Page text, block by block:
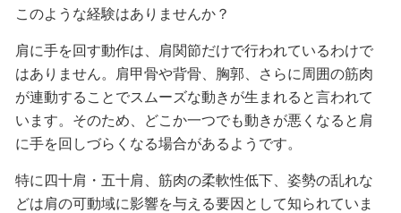
このような経験はありませんか？
肩に手を回す動作は、肩関節だけで行われているわけで
はありません。肩甲骨や背骨、胸郭、さらに周囲の筋肉
が連動することでスムーズな動きが生まれると言われて
います。そのため、どこか一つでも動きが悪くなると肩
に手を回しづらくなる場合があるようです。
特に四十肩・五十肩、筋肉の柔軟性低下、姿勢の乱れな
どは肩の可動域に影響を与える要因として知られていま